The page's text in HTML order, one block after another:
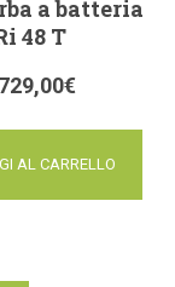
a batteria
48 T
729,00€
AL CARRELLO